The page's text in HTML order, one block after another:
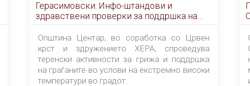
Герасимовски: Инфо-штандови и
здравствени проверки за поддршка на
граѓаните во услови на топлотен бран
Општина Центар, во соработка со Црвен
крст и здружението ХЕРА, спроведува
теренски активности за грижа и поддршка
на граѓаните во услови на екстремно високи
температури во градот.